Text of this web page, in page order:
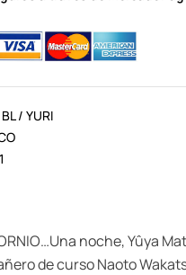
/ YURI
noche, Yûya
de curso Naoto